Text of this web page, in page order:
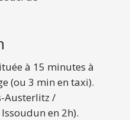
à 15 minutes à
(ou 3 min en taxi).
Austerlitz /
en 2h).